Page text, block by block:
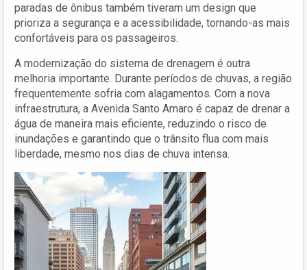
paradas de ônibus também tiveram um design que
prioriza a segurança e a acessibilidade, tornando-as mais
confortáveis para os passageiros.
A modernização do sistema de drenagem é outra
melhoria importante. Durante períodos de chuvas, a região
frequentemente sofria com alagamentos. Com a nova
infraestrutura, a Avenida Santo Amaro é capaz de drenar a
água de maneira mais eficiente, reduzindo o risco de
inundações e garantindo que o trânsito flua com mais
liberdade, mesmo nos dias de chuva intensa.